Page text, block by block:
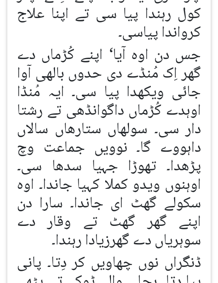
کول رہندا پیا سی تے اپنا علاج
کرواندا پیاسی۔
جس دن اوہ آیا‘ اپنے کُڑماں دے
گھر اِک مُنڈے دی حدوں بالھی آوا
جائی ویکھدا پیا سی۔ ایہ مُنڈا
اوہدے کُڑماں داگوانڈھی تے رشتا
دار سی۔ سولھاں ستارھاں سالاں
داہووے گا۔ نوویں جماعت وچ
پڑھدا۔ تھوڑا جہیا سدھا سی۔
اوہنوں ویدو کملا کہیا جاندا۔ اوہ
سکولے گھٹ ای جاندا۔ سارا دن
اپنے گھر گھٹ تے وقار دے
سوہریاں دے گھرزیادا رہندا۔
ڈنگراں نوں چھاویں کر دِتا۔ پانی